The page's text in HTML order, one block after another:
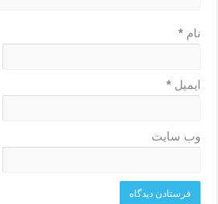
نام*
ایمیل*
وب‌ سایت